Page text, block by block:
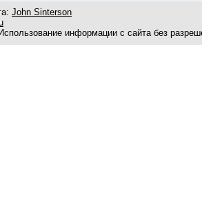
John Sinterson
информации с сайта без